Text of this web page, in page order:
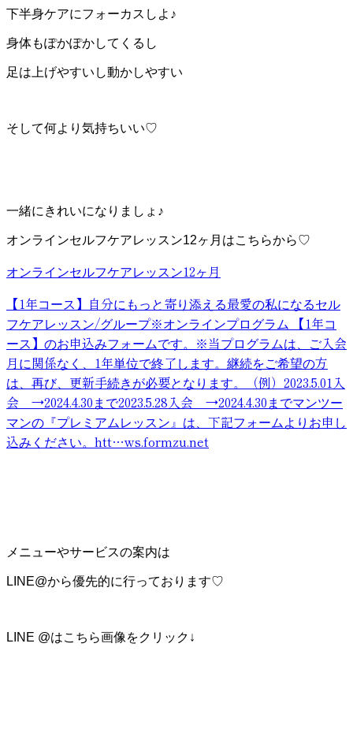
下半身ケアにフォーカスしよ♪
身体もぽかぽかしてくるし
足は上げやすいし動かしやすい
そして何より気持ちいい♡
一緒にきれいになりましょ♪
オンラインセルフケアレッスン12ヶ月はこちらから♡
オンラインセルフケアレッスン12ヶ月
【1年コース】自分にもっと寄り添える最愛の私になるセル
フケアレッスン/グループ※オンラインプログラム 【1年コ
ース】のお申込みフォームです。※当プログラムは、ご入会
月に関係なく、1年単位で終了します。継続をご希望の方
は、再び、更新手続きが必要となります。（例）2023.5.01入
会 →2024.4.30まで2023.5.28入会 →2024.4.30までマンツー
マンの『プレミアムレッスン』は、下記フォームよりお申し
込みください。htt…ws.formzu.net
メニューやサービスの案内は
LINE@から優先的に行っております♡
LINE @はこちら画像をクリック↓